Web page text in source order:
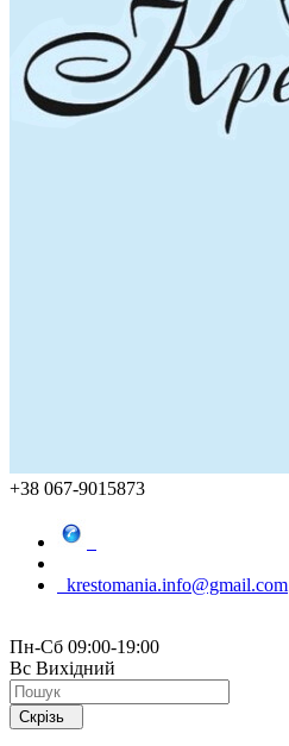
+38 067-9015873
krestomania.info@gmail.com
Пн-Сб 09:00-19:00
Вс Вихідний
Скрізь